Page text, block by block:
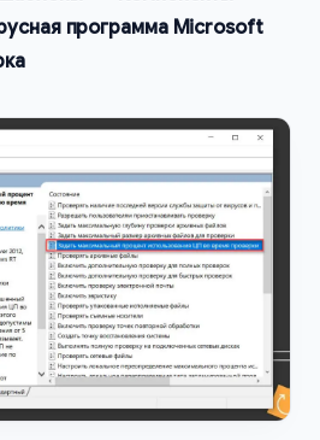
программа Microsoft